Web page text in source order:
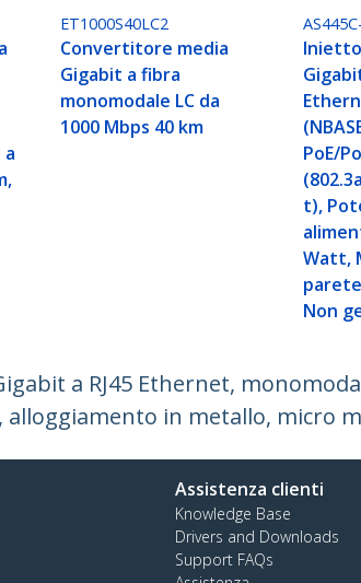
ET1000S40LC2
Convertitore media
Gigabit a fibra
monomodale LC da
1000 Mbps 40 km
PoE/
t),
Watt,
Non
a RJ45 Ethernet,
in metallo, micro
Assistenza clienti
Knowledge Base
Drivers and Downloads
Support FAQs